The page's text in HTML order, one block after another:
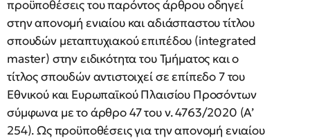
προϋποθέσεις του παρόντος άρθρου οδηγεί
στην απονομή ενιαίου και αδιάσπαστου τίτλου
σπουδών μεταπτυχιακού επιπέδου (integrated
master) στην ειδικότητα του Τμήματος και ο
τίτλος σπουδών αντιστοιχεί σε επίπεδο 7 του
Εθνικού και Ευρωπαϊκού Πλαισίου Προσόντων
σύμφωνα με το άρθρο 47 του ν. 4763/2020 (Α’
254). Ως προϋποθέσεις για την απονομή ενιαίου